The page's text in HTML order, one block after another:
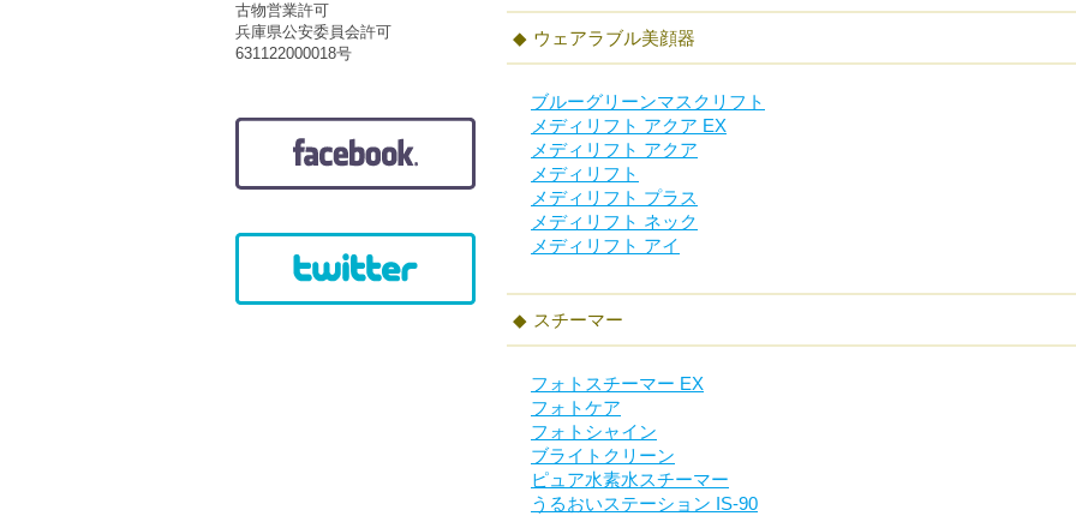
ウェアラブル美顔器
ブルーグリーンマスクリフト
メディリフト アクア EX
メディリフト アクア
メディリフト
メディリフト プラス
メディリフト ネック
メディリフト アイ
スチーマー
フォトスチーマー EX
フォトケア
フォトシャイン
ブライトクリーン
ピュア水素水スチーマー
うるおいステーション IS-90
古物営業許可
兵庫県公安委員会許可
631122000018号